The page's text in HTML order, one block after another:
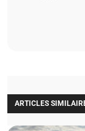
ARTICLES